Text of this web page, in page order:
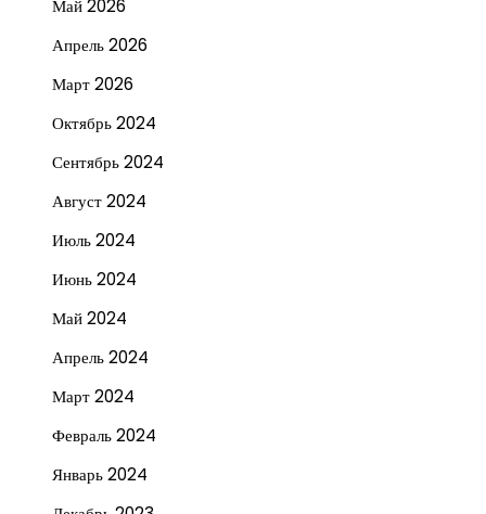
Май 2026
Апрель 2026
Март 2026
Октябрь 2024
Сентябрь 2024
Август 2024
Июль 2024
Июнь 2024
Май 2024
Апрель 2024
Март 2024
Февраль 2024
Январь 2024